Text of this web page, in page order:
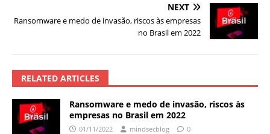
NEXT
Ransomware e medo de invasão, riscos às empresas
no Brasil em 2022
RELATED ARTICLES
Ransomware e medo de invasão, riscos às
empresas no Brasil em 2022
01/11/2022 mindsecblog 0